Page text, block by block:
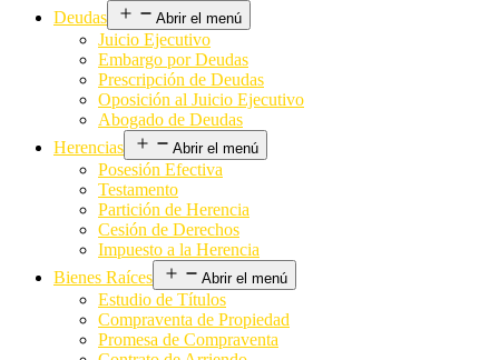
Deudas
Abrir el menú
Juicio Ejecutivo
Embargo por Deudas
Prescripción de Deudas
Oposición al Juicio Ejecutivo
Abogado de Deudas
Herencias
Abrir el menú
Posesión Efectiva
Testamento
Partición de Herencia
Cesión de Derechos
Impuesto a la Herencia
Bienes Raíces
Abrir el menú
Estudio de Títulos
Compraventa de Propiedad
Promesa de Compraventa